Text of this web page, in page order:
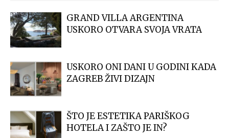
GRAND VILLA ARGENTINA
USKORO OTVARA SVOJA VRATA
USKORO ONI DANI U GODINI KADA
ZAGREB ŽIVI DIZAJN
ŠTO JE ESTETIKA PARIŠKOG
HOTELA I ZAŠTO JE IN?